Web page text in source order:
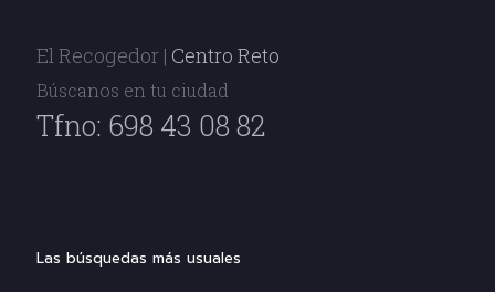
El Recogedor | Centro Reto
Búscanos en tu ciudad
Tfno: 698 43 08 82
Las búsquedas más usuales